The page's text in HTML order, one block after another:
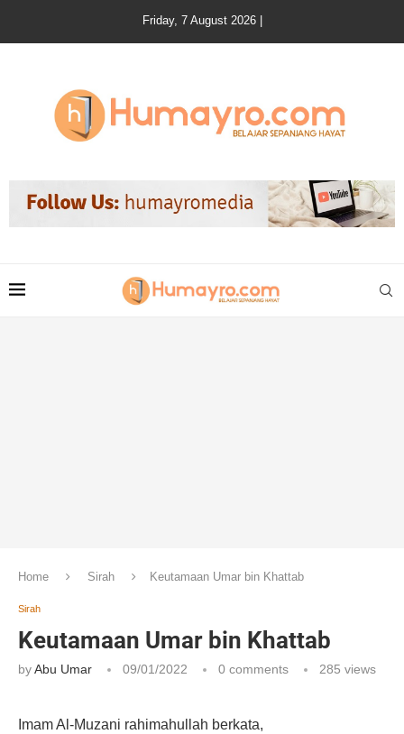
Friday, 7 August 2026 |
Home Sirah Keutamaan Umar bin Khattab
Sirah
Keutamaan Umar bin Khattab
byAbu Umar 09/01/2022 0 comments 285 views
Imam Al-Muzani rahimahullah berkata,